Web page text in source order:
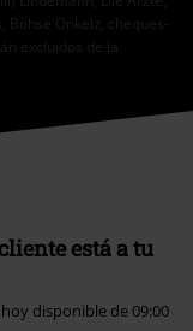
Onkelz, cheques-
excluidos de la
está a tu
disponible de 09:00